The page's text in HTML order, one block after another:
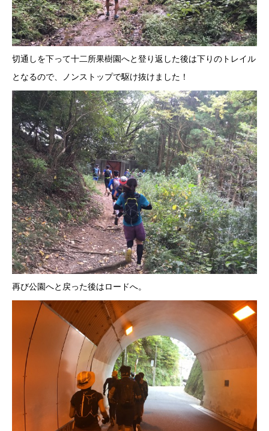
切通しを下って十二所果樹園へと登り返した後は下りのトレイル
となるので、ノンストップで駆け抜けました！
再び公園へと戻った後はロードへ。